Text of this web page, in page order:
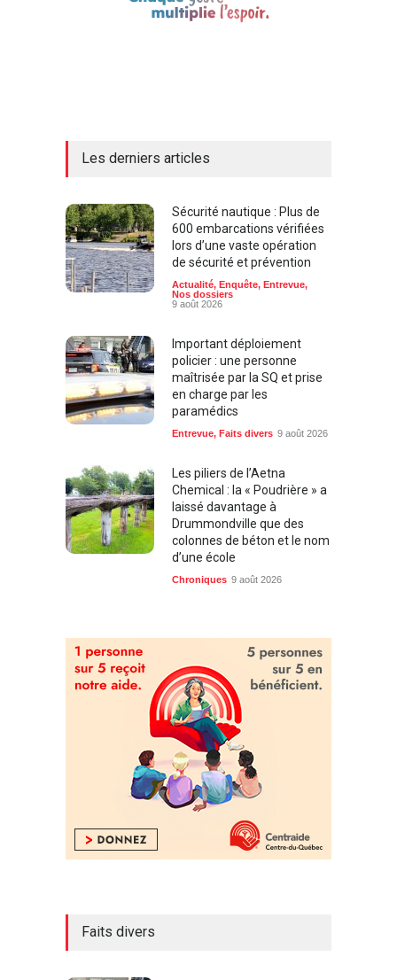
Les derniers articles
Sécurité nautique : Plus de
600 embarcations vérifiées
lors d’une vaste opération
de sécurité et prévention
Actualité, Enquête, Entrevue,
Nos dossiers
9 août 2026
Important déploiement
policier : une personne
maîtrisée par la SQ et prise
en charge par les
paramédics
Entrevue, Faits divers 9 août 2026
Les piliers de l’Aetna
Chemical : la « Poudrière » a
laissé davantage à
Drummondville que des
colonnes de béton et le nom
d’une école
Chroniques 9 août 2026
Faits divers